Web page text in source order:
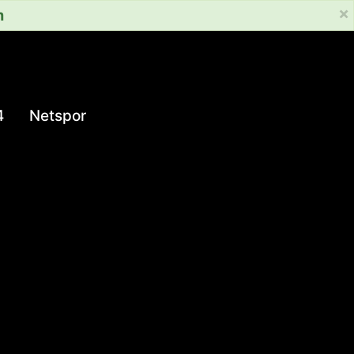
×
Netspor